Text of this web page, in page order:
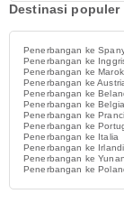
Destinasi populer
Penerbangan ke
Penerbangan ke
Penerbangan ke
Penerbangan ke
Penerbangan ke
Penerbangan ke Belgia
Penerbangan ke
Penerbangan ke
Penerbangan ke Italia
Penerbangan ke
Penerbangan ke
Penerbangan ke